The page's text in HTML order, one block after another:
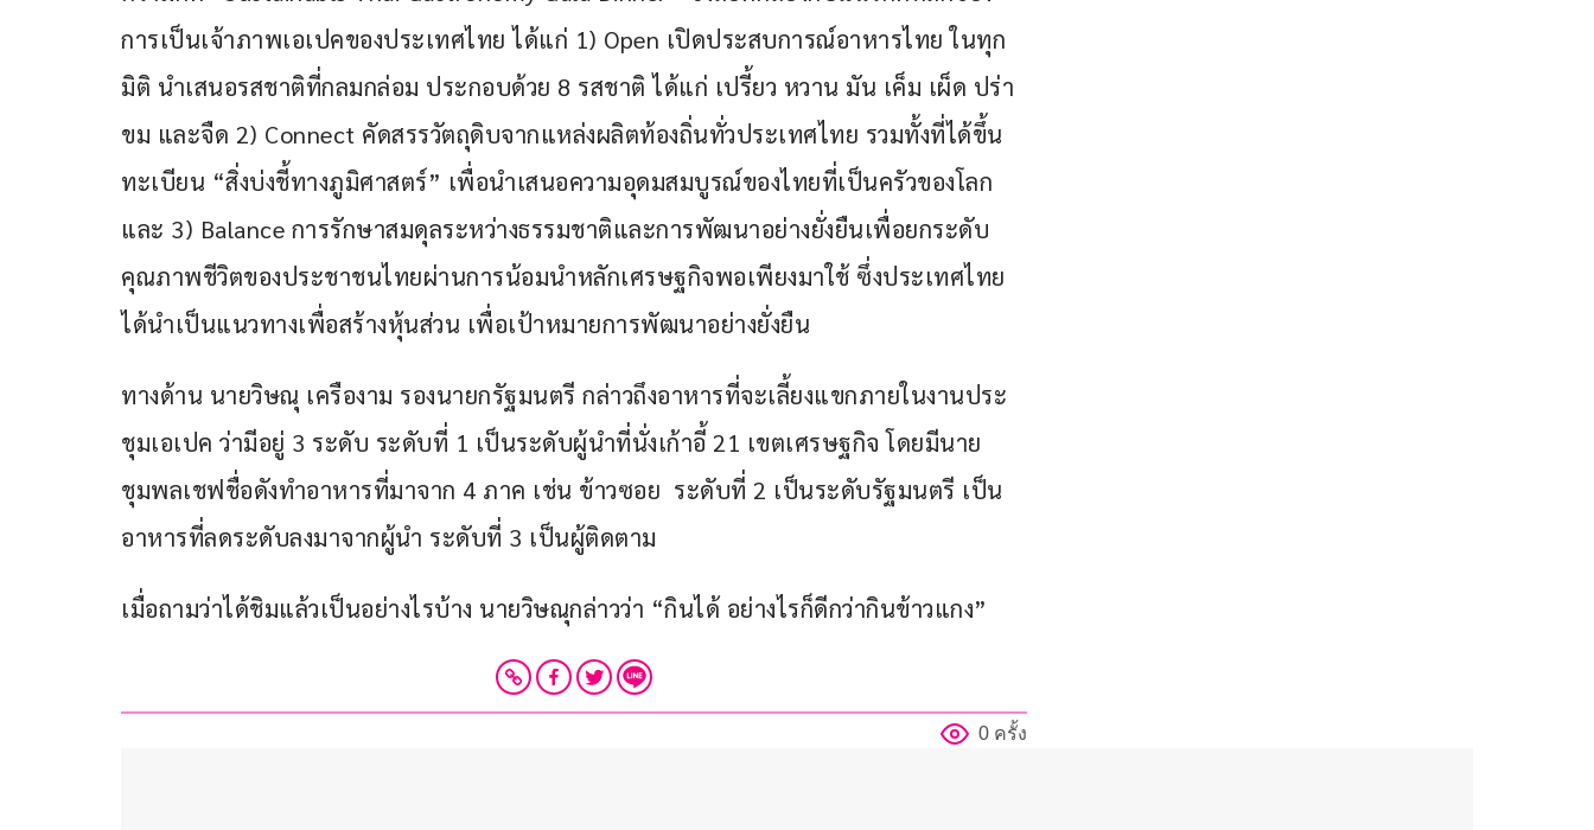
การเป็นเจ้าภาพเอเปคของประเทศไทย ได้แก่ 1) Open เปิดประสบการณ์อาหารไทย ในทุก
มิติ นำเสนอรสชาติที่กลมกล่อม ประกอบด้วย 8 รสชาติ ได้แก่ เปรี้ยว หวาน มัน เค็ม เผ็ด ปร่า
ขม และจืด 2) Connect คัดสรรวัตถุดิบจากแหล่งผลิตท้องถิ่นทั่วประเทศไทย รวมทั้งที่ได้ขึ้น
ทะเบียน “สิ่งบ่งชี้ทางภูมิศาสตร์” เพื่อนำเสนอความอุดมสมบูรณ์ของไทยที่เป็นครัวของโลก
และ 3) Balance การรักษาสมดุลระหว่างธรรมชาติและการพัฒนาอย่างยั่งยืนเพื่อยกระดับ
คุณภาพชีวิตของประชาชนไทยผ่านการน้อมนำหลักเศรษฐกิจพอเพียงมาใช้ ซึ่งประเทศไทย
ได้นำเป็นแนวทางเพื่อสร้างหุ้นส่วน เพื่อเป้าหมายการพัฒนาอย่างยั่งยืน
ทางด้าน นายวิษณุ เครืองาม รองนายกรัฐมนตรี กล่าวถึงอาหารที่จะเลี้ยงแขกภายในงานประ
ชุมเอเปค ว่ามีอยู่ 3 ระดับ ระดับที่ 1 เป็นระดับผู้นำที่นั่งเก้าอี้ 21 เขตเศรษฐกิจ โดยมีนาย
ชุมพลเชฟชื่อดังทำอาหารที่มาจาก 4 ภาค เช่น ข้าวซอย  ระดับที่ 2 เป็นระดับรัฐมนตรี เป็น
อาหารที่ลดระดับลงมาจากผู้นำ ระดับที่ 3 เป็นผู้ติดตาม
เมื่อถามว่าได้ชิมแล้วเป็นอย่างไรบ้าง นายวิษณุกล่าวว่า “กินได้ อย่างไรก็ดีกว่ากินข้าวแกง”
0 ครั้ง